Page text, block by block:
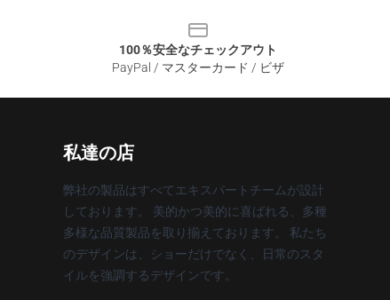
100％安全なチェックアウト
PayPal / マスターカード / ビザ
私達の店
弊社の製品はすべてエキスパートチームが設計
しております。 美的かつ美的に喜ばれる、多種
多様な品質製品を取り揃えております。 私たち
のデザインは、ショーだけでなく、日常のスタ
イルを強調するデザインです。